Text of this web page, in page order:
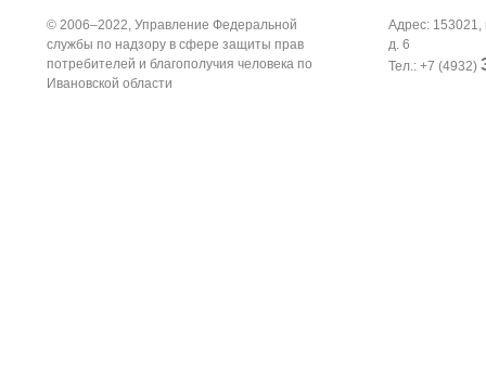
© 2006–2022, Управление Федеральной
службы по надзору в сфере защиты прав
потребителей и благополучия человека по
Ивановской области
Адрес: 153021,
д. 6
Тел.: +7 (4932)